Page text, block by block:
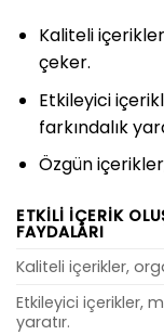
Kaliteli
çeker.
Etkileyici
farkındalık
Özgün
ETKILI İÇERIK
FAYDALARI
Kaliteli içerikler,
Etkileyici içerikler,
yaratır.